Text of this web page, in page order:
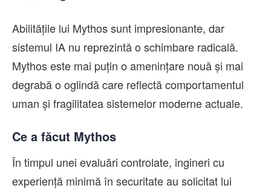
Abilitățile lui Mythos sunt impresionante, dar
sistemul IA nu reprezintă o schimbare radicală.
Mythos este mai puțin o amenințare nouă și mai
degrabă o oglindă care reflectă comportamentul
uman și fragilitatea sistemelor moderne actuale.
Ce a făcut Mythos
În timpul unei evaluări controlate, ingineri cu
experiență minimă în securitate au solicitat lui